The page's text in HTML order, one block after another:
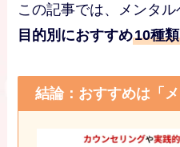
この記事では、メンタ
目的別におすすめ10種類
結論：おすすめは「